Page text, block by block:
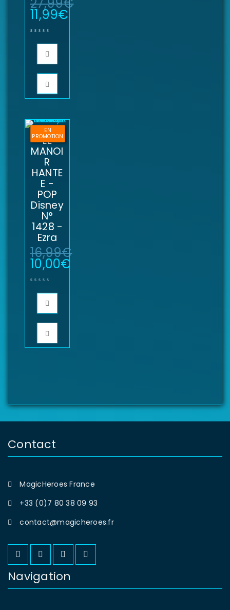
11,99€
EN
PROMOTION
LE
MANOI
R
HANTE
E -
POP
Disney
N°
1428 -
Ezra
16,99€
10,00€
Contact
MagicHeroes France
+33 (0)7 80 38 09 93
contact@magicheroes.fr
Navigation